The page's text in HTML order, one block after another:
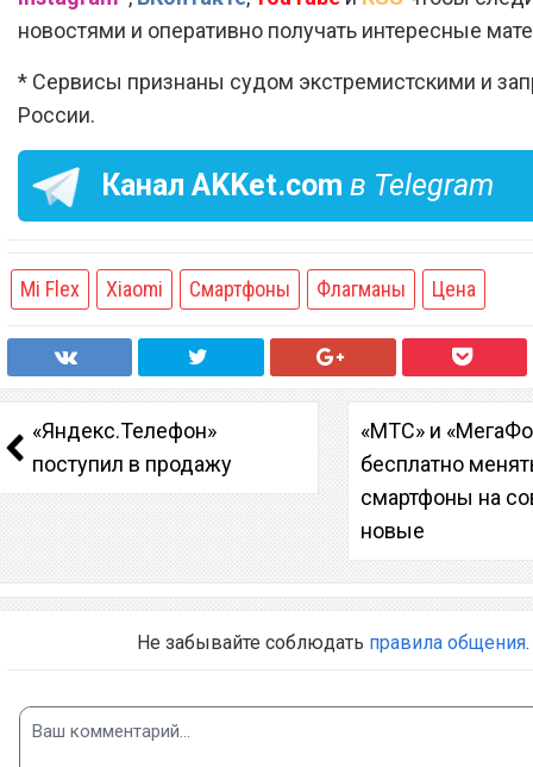
новостями и оперативно получать интересные
* Сервисы признаны судом экстремистскими и
России.
Канал AKKet.com в Telegram
Mi Flex Xiaomi Смартфоны Флагманы Цена
«Яндекс.Телефон»
поступил в продажу
«МТС» и
бесплатно
смартфоны на
новые
Не забывайте соблюдать правила общения.